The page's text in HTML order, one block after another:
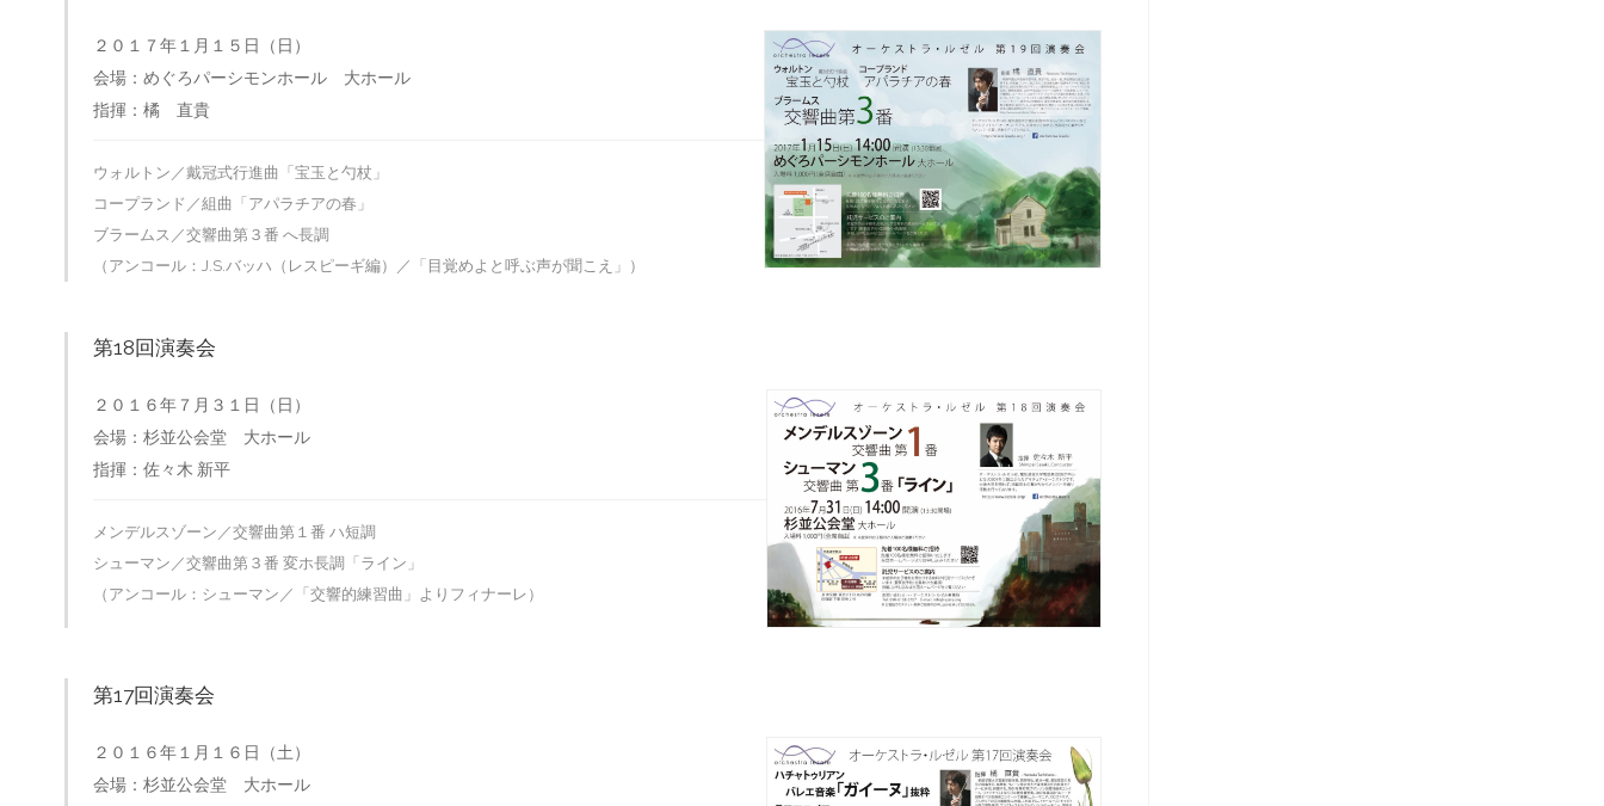
２０１７年１月１５日（日）
会場：めぐろパーシモンホール 大ホール
指揮：橘 直貴
ウォルトン／戴冠式行進曲「宝玉と勺杖」
コープランド／組曲「アパラチアの春」
ブラームス／交響曲第３番 へ長調
（アンコール：J.S.バッハ（レスピーギ編）／「目覚めよと呼ぶ声が聞こえ」）
第18回演奏会
２０１６年７月３１日（日）
会場：杉並公会堂 大ホール
指揮：佐々木 新平
メンデルスゾーン／交響曲第１番 ハ短調
シューマン／交響曲第３番 変ホ長調「ライン」
（アンコール：シューマン／「交響的練習曲」よりフィナーレ）
第17回演奏会
２０１６年１月１６日（土）
会場：杉並公会堂 大ホール